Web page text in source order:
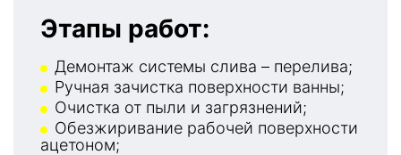
Этапы работ:
Демонтаж системы слива – перелива;
Ручная зачистка поверхности ванны;
Очистка от пыли и загрязнений;
Обезжиривание рабочей поверхности
ацетоном;